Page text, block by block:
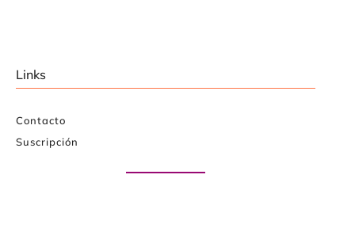
Links
Contacto
Suscripción